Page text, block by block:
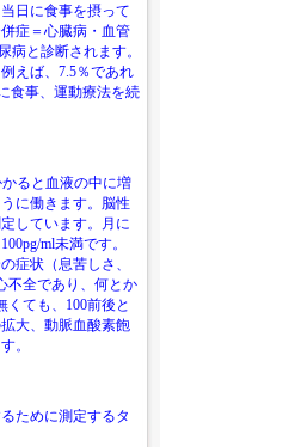
日に食事を摂って
症＝心臓病・血管
病と診断されます。
えば、7.5％であれ
食事、運動療法を続
かると血液の中に増
に働きます。脳性
しています。月に
ml未満です。
症状（息苦しさ、
不全であり、何とか
くても、100前後と
大、動脈血酸素飽
。
ために測定するタ